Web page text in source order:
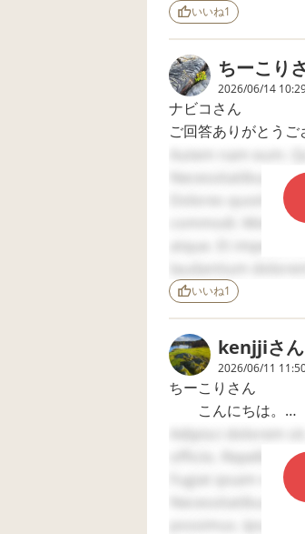
貴重なお話、ありが
生に話して下さい。
小学校では、朝の
が付き添いになりま
私や周りが行ってい
その後下校か給食ま
まずは午前中だけ
または、楽しい時
帰りたくなった時
めておく。それ以
ポイントは、ここは
自分でやる気になり
学校に居られる=本
母親として子供が
するのがおススメで
息子は畑に行く時
した。
また、学校での時
veniam ratione.
iusto. Dolore
Sed debitis sed. Et
いいね1
ちーこり
2026/06/14
ナビコさん
ご回答ありがとうご
別室は他の子も使
ります。
今月頭に1ヶ月ぶり
たり、授業中でし
らって、なんとか
違うことをさせて
頑張っているのに
なおさら別室に持っ
今後の参考にさせて
ありがとうございま
Autem nam eum.
Necessitatibus
Dolores quod est.
commodi.
atque. Et impedit
laudantium
labore. Soluta eos
quia velit. Est
いいね1
kenjjiさん
2026/06/11
ちーこりさん
こんにちは。
お子さんの様子、
に聴覚過敏が強く
限界を超えてしま
く、誰が育てても
Adipisci dolorem
officiis. Repellat
Fugiat ipsam nihil.
Necessitatibus
possimus. Ipsam